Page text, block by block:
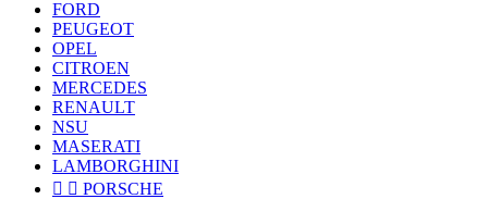
FORD
PEUGEOT
OPEL
CITROEN
MERCEDES
RENAULT
NSU
MASERATI
LAMBORGHINI
  PORSCHE